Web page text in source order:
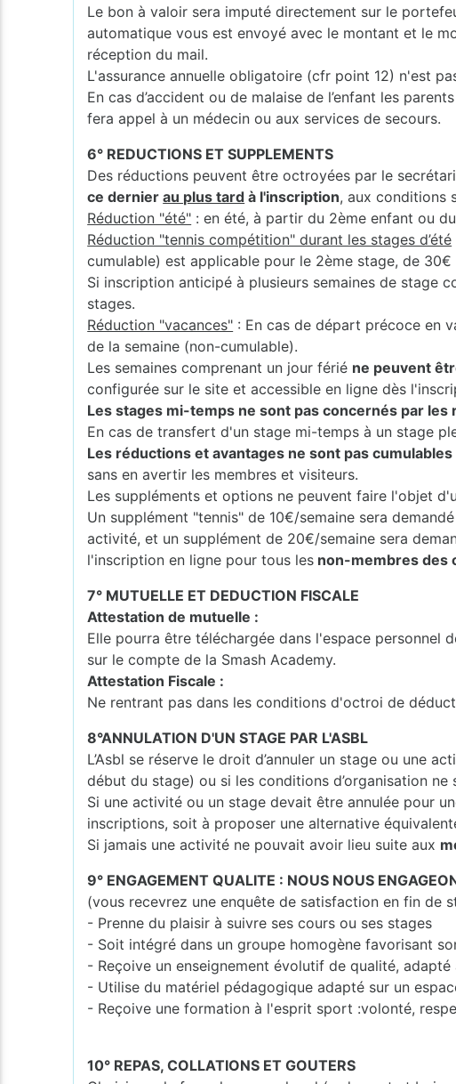
Le bon à valoir sera imputé directement sur le
automatique vous est envoyé avec le montant et le
réception du mail.
L'assurance annuelle obligatoire (cfr point 12) n'est
En cas d’accident ou de malaise de l’enfant les
fera appel à un médecin ou aux services de secours.
6° REDUCTIONS ET SUPPLEMENTS
Des réductions peuvent être octroyées par le
ce dernierau plus tard à l'inscription, aux conditions
Réduction "été" : en été, à partir du 2ème enfant ou
Réduction "tennis compétition" durant les stages d’été
cumulable) est applicable pour le 2ème stage, de
Si inscription anticipé à plusieurs semaines de stage
stages.
Réduction "vacances" : En cas de départ précoce en
de la semaine (non-cumulable).
Les semaines comprenant un jour férié ne peuvent
configurée sur le site et accessible en ligne dès
Les stages mi-temps ne sont pas concernés par
En cas de transfert d'un stage mi-temps à un stage
Les réductions et avantages ne sont pas
sans en avertir les membres et visiteurs.
Les suppléments et options ne peuvent faire l'objet
Un supplément "tennis" de 10€/semaine sera
activité, et un supplément de 20€/semaine sera
l'inscription en ligne pour tous les non-membres des
7° MUTUELLE ET DEDUCTION FISCALE
Attestation de mutuelle :
Elle pourra être téléchargée dans l'espace
sur le compte de la Smash Academy.
Attestation Fiscale :
Ne rentrant pas dans les conditions d'octroi de
8°ANNULATION D'UN STAGE PAR L'ASBL
L’Asbl se réserve le droit d’annuler un stage ou une
début du stage) ou si les conditions d’organisation
Si une activité ou un stage devait être annulée pour
inscriptions, soit à proposer une alternative
Si jamais une activité ne pouvait avoir lieu suite aux
9° ENGAGEMENT QUALITE : NOUS NOUS
(vous recevrez une enquête de satisfaction en fin de
- Prenne du plaisir à suivre ses cours ou ses stages
- Soit intégré dans un groupe homogène favorisant
- Reçoive un enseignement évolutif de qualité,
- Utilise du matériel pédagogique adapté sur un
- Reçoive une formation à l'esprit sport :volonté,
10° REPAS, COLLATIONS ET GOUTERS